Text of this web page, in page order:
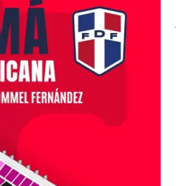
Video, Japón: Terremoto
deja heridos y graves
daños en Kumamoto